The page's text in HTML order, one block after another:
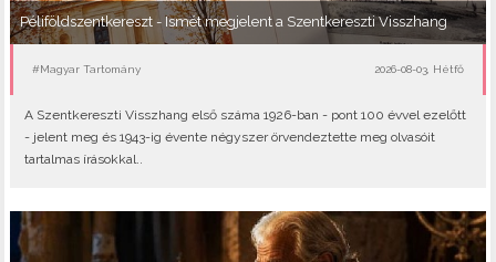
Péliföldszentkereszt - Ismét megjelent a Szentkereszti Visszhang
#Magyar Tartomány 2026-08-03, Hétfő
A Szentkereszti Visszhang első száma 1926-ban - pont 100 évvel ezelőtt
- jelent meg és 1943-ig évente négyszer örvendeztette meg olvasóit
tartalmas írásokkal..